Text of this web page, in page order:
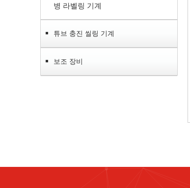
병 라벨링 기계
튜브 충진 씰링 기계
보조 장비